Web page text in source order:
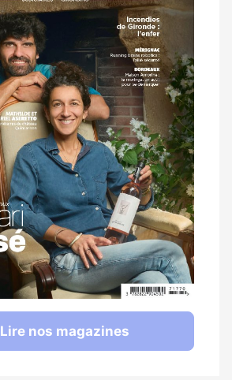
Lire nos magazines